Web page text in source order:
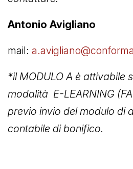
Antonio Avigliano
mail:
*il MODULO A è attivabile
modalità E-LEARNING
previo invio del modulo di
contabile di bonifico.